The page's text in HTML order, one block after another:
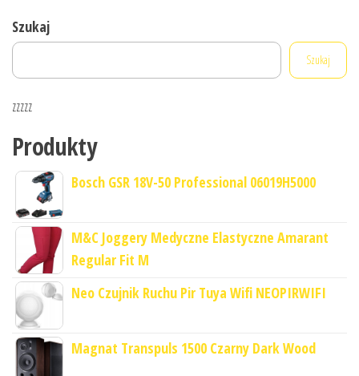
Szukaj
Szukaj
zzzzz
Produkty
Bosch GSR 18V-50 Professional 06019H5000
M&C Joggery Medyczne Elastyczne Amarant
Regular Fit M
Neo Czujnik Ruchu Pir Tuya Wifi NEOPIRWIFI
Magnat Transpuls 1500 Czarny Dark Wood